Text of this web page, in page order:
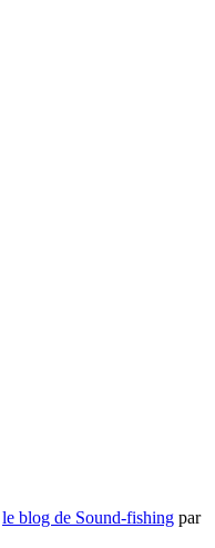
le blog de Sound-fishing par